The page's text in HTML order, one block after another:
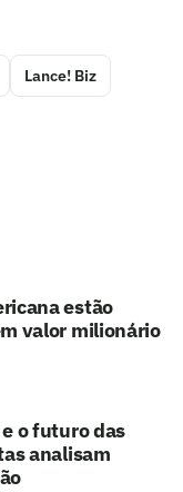
Lance! Biz
estão
valor milionário
o futuro das
analisam